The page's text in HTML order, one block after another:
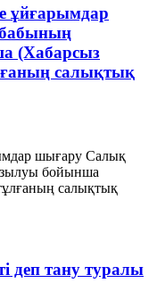
ұйғарымдар
(Хабарсыз
салықтық
шығару Салық
бойынша
салықтық
деп тану туралы